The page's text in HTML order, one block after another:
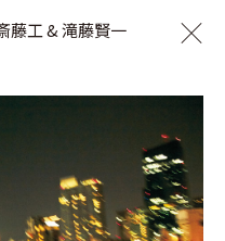
藤工 & 滝藤賢一